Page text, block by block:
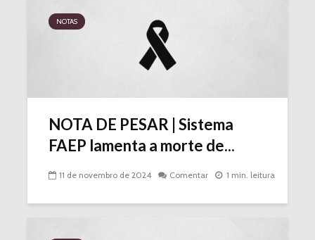
NOTAS
NOTA DE PESAR | Sistema
FAEP lamenta a morte de...
11 de novembro de 2024 Comentar 1 min. leitura